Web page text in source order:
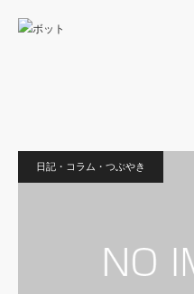
日記・コラム・つぶやき